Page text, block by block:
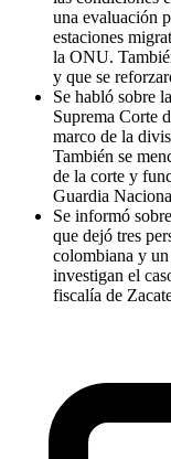
una evaluación
estaciones
la ONU.
y que se
Se habló sobre
Suprema Corte
marco de la
También se
de la corte y
Guardia
Se informó
que dejó tres
colombiana y
investigan el
fiscalía de